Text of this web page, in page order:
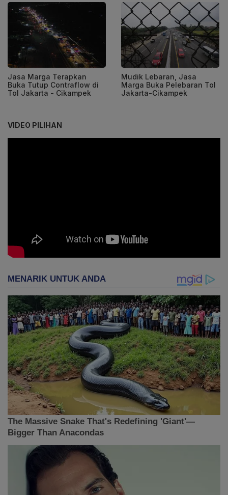
Jasa Marga Terapkan
Buka Tutup Contraflow di
Tol Jakarta - Cikampek
Mudik Lebaran, Jasa
Marga Buka Pelebaran Tol
Jakarta-Cikampek
VIDEO PILIHAN